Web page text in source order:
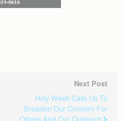
Next Post
Holy Week Calls Us To
Broaden Our Concern For
Others And Our Outreach